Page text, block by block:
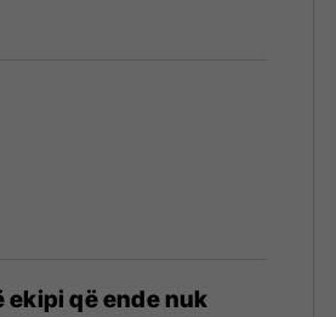
ekipi që ende nuk